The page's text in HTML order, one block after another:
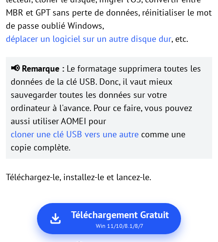
MBR et GPT sans perte de données, réinitialiser le mot
de passe oublié Windows,
déplacer un logiciel sur un autre disque dur, etc.
📢 Remarque : Le formatage supprimera toutes les
données de la clé USB. Donc, il vaut mieux
sauvegarder toutes les données sur votre
ordinateur à l'avance. Pour ce faire, vous pouvez
aussi utiliser AOMEI pour
cloner une clé USB vers une autre comme une
copie complète.
Téléchargez-le, installez-le et lancez-le.
Téléchargement Gratuit
Win 11/10/8.1/8/7